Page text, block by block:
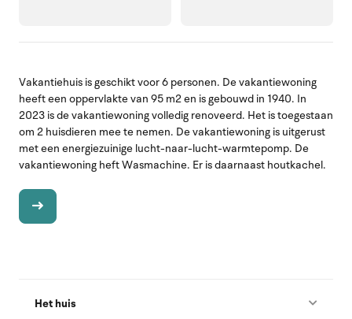
Vakantiehuis is geschikt voor 6 personen. De vakantiewoning
heeft een oppervlakte van 95 m2 en is gebouwd in 1940. In
2023 is de vakantiewoning volledig renoveerd. Het is toegestaan
om 2 huisdieren mee te nemen. De vakantiewoning is uitgerust
met een energiezuinige lucht-naar-lucht-warmtepomp. De
vakantiewoning heft Wasmachine. Er is daarnaast houtkachel.
Het huis